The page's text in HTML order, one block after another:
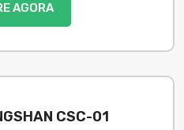
AGORA
CSC-01